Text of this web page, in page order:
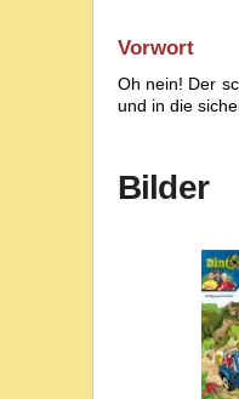
Vorwort
Oh nein! Der
und in die
Bilder